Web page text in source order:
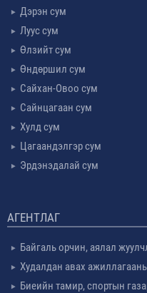
Дэрэн сум
Луус сум
Өлзийт сум
Өндөршил сум
Сайхан-Овоо сум
Сайнцагаан сум
Хулд сум
Цагаандэлгэр сум
Эрдэнэдалай сум
АГЕНТЛАГ
Байгаль орчин, аялал
Худалдан авах
Биеийн тамир, спортын